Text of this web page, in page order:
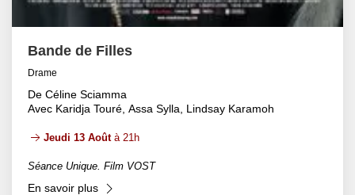
Bande de Filles
Drame
De Céline Sciamma
Avec Karidja Touré, Assa Sylla, Lindsay Karamoh
Jeudi 13 Aoûtà 21h
Séance Unique. Film VOST
En savoir plus